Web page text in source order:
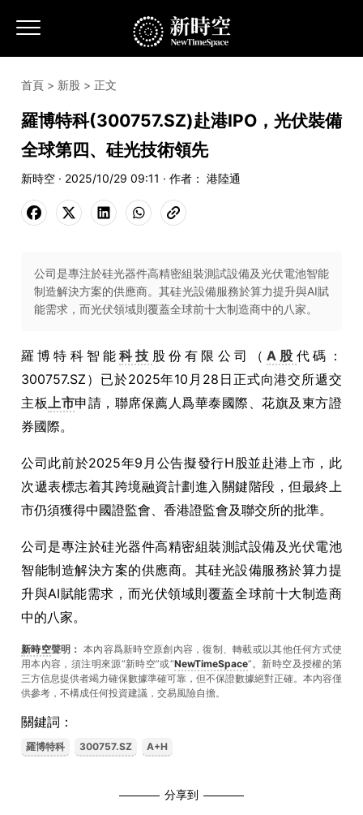
首頁 > 新股 > 正文
羅博特科(300757.SZ)赴港IPO，光伏裝備
全球第四、硅光技術領先
新時空 · 2025/10/29 09:11 · 作者： 港陸通
公司是專注於硅光器件高精密組裝測試設備及光伏電池智能
制造解決方案的供應商。其硅光設備服務於算力提升與AI賦
能需求，而光伏領域則覆蓋全球前十大制造商中的八家。
羅博特科智能科技 股份有限公司（A股 代碼：
300757.SZ）已於2025年10月28日正式向港交所遞交
主板上市申請，聯席保薦人爲華泰國際、花旗及東方證
券國際。
公司此前於2025年9月公告擬發行H股並赴港上市，此
次遞表標志着其跨境融資計劃進入關鍵階段，但最終上
市仍須獲得中國證監會、香港證監會及聯交所的批準。
公司是專注於硅光器件高精密組裝測試設備及光伏電池
智能制造解決方案的供應商。其硅光設備服務於算力提
升與AI賦能需求，而光伏領域則覆蓋全球前十大制造商
中的八家。
新時空聲明： 本內容爲新時空原創內容，復制、轉載或以其他任何方式使
用本內容，須注明來源“新時空”或“NewTimeSpace”。新時空及授權的第
三方信息提供者竭力確保數據準確可靠，但不保證數據絕對正確。本內容僅
供參考，不構成任何投資建議，交易風險自擔。
關鍵詞：
羅博特科 300757.SZ A+H
分享到